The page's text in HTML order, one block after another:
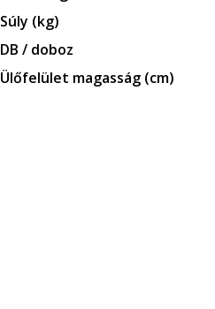
Súly (kg)
DB / doboz
Ülőfelület magasság (cm)